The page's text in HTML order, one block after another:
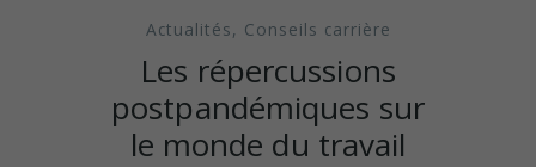
Actualités, Conseils carrière
Les répercussions
postpandémiques sur
le monde du travail